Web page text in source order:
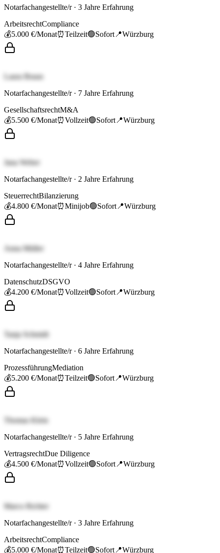
Notarfachangestellte/r· 3 Jahre Erfahrung
ArbeitsrechtCompliance
💰5.000 €/Monat⏰Teilzeit🟢Sofort 📍Würzburg
Laura Braun
Notarfachangestellte/r· 7 Jahre Erfahrung
GesellschaftsrechtM&A
💰5.500 €/Monat⏰Vollzeit🟢Sofort 📍Würzburg
Jana Weber
Notarfachangestellte/r· 2 Jahre Erfahrung
SteuerrechtBilanzierung
💰4.800 €/Monat⏰Minijob🟢Sofort 📍Würzburg
Anna Müller
Notarfachangestellte/r· 4 Jahre Erfahrung
DatenschutzDSGVO
💰4.200 €/Monat⏰Vollzeit🟢Sofort 📍Würzburg
Tanja Schmidt
Notarfachangestellte/r· 6 Jahre Erfahrung
ProzessführungMediation
💰5.200 €/Monat⏰Teilzeit🟢Sofort 📍Würzburg
Thomas Klein
Notarfachangestellte/r· 5 Jahre Erfahrung
VertragsrechtDue Diligence
💰4.500 €/Monat⏰Vollzeit🟢Sofort 📍Würzburg
Marco Richter
Notarfachangestellte/r· 3 Jahre Erfahrung
ArbeitsrechtCompliance
💰5.000 €/Monat⏰Teilzeit🟢Sofort 📍Würzburg